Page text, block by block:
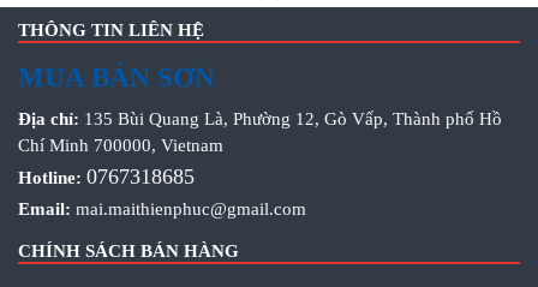
BIỆT
THÔNG TIN LIÊN HỆ
MUA BÁN SƠN
Địa chỉ: 135 Bùi Quang Là, Phường 12, Gò Vấp, Thành phố Hồ
Chí Minh 700000, Vietnam
Hotline: 0767318685
Email: mai.maithienphuc@gmail.com
CHÍNH SÁCH BÁN HÀNG